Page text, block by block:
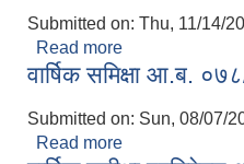
Submitted on: Thu, 11/14/
Read more
वार्षिक समिक्षा आ.ब.
Submitted on: Sun, 08/07/
Read more